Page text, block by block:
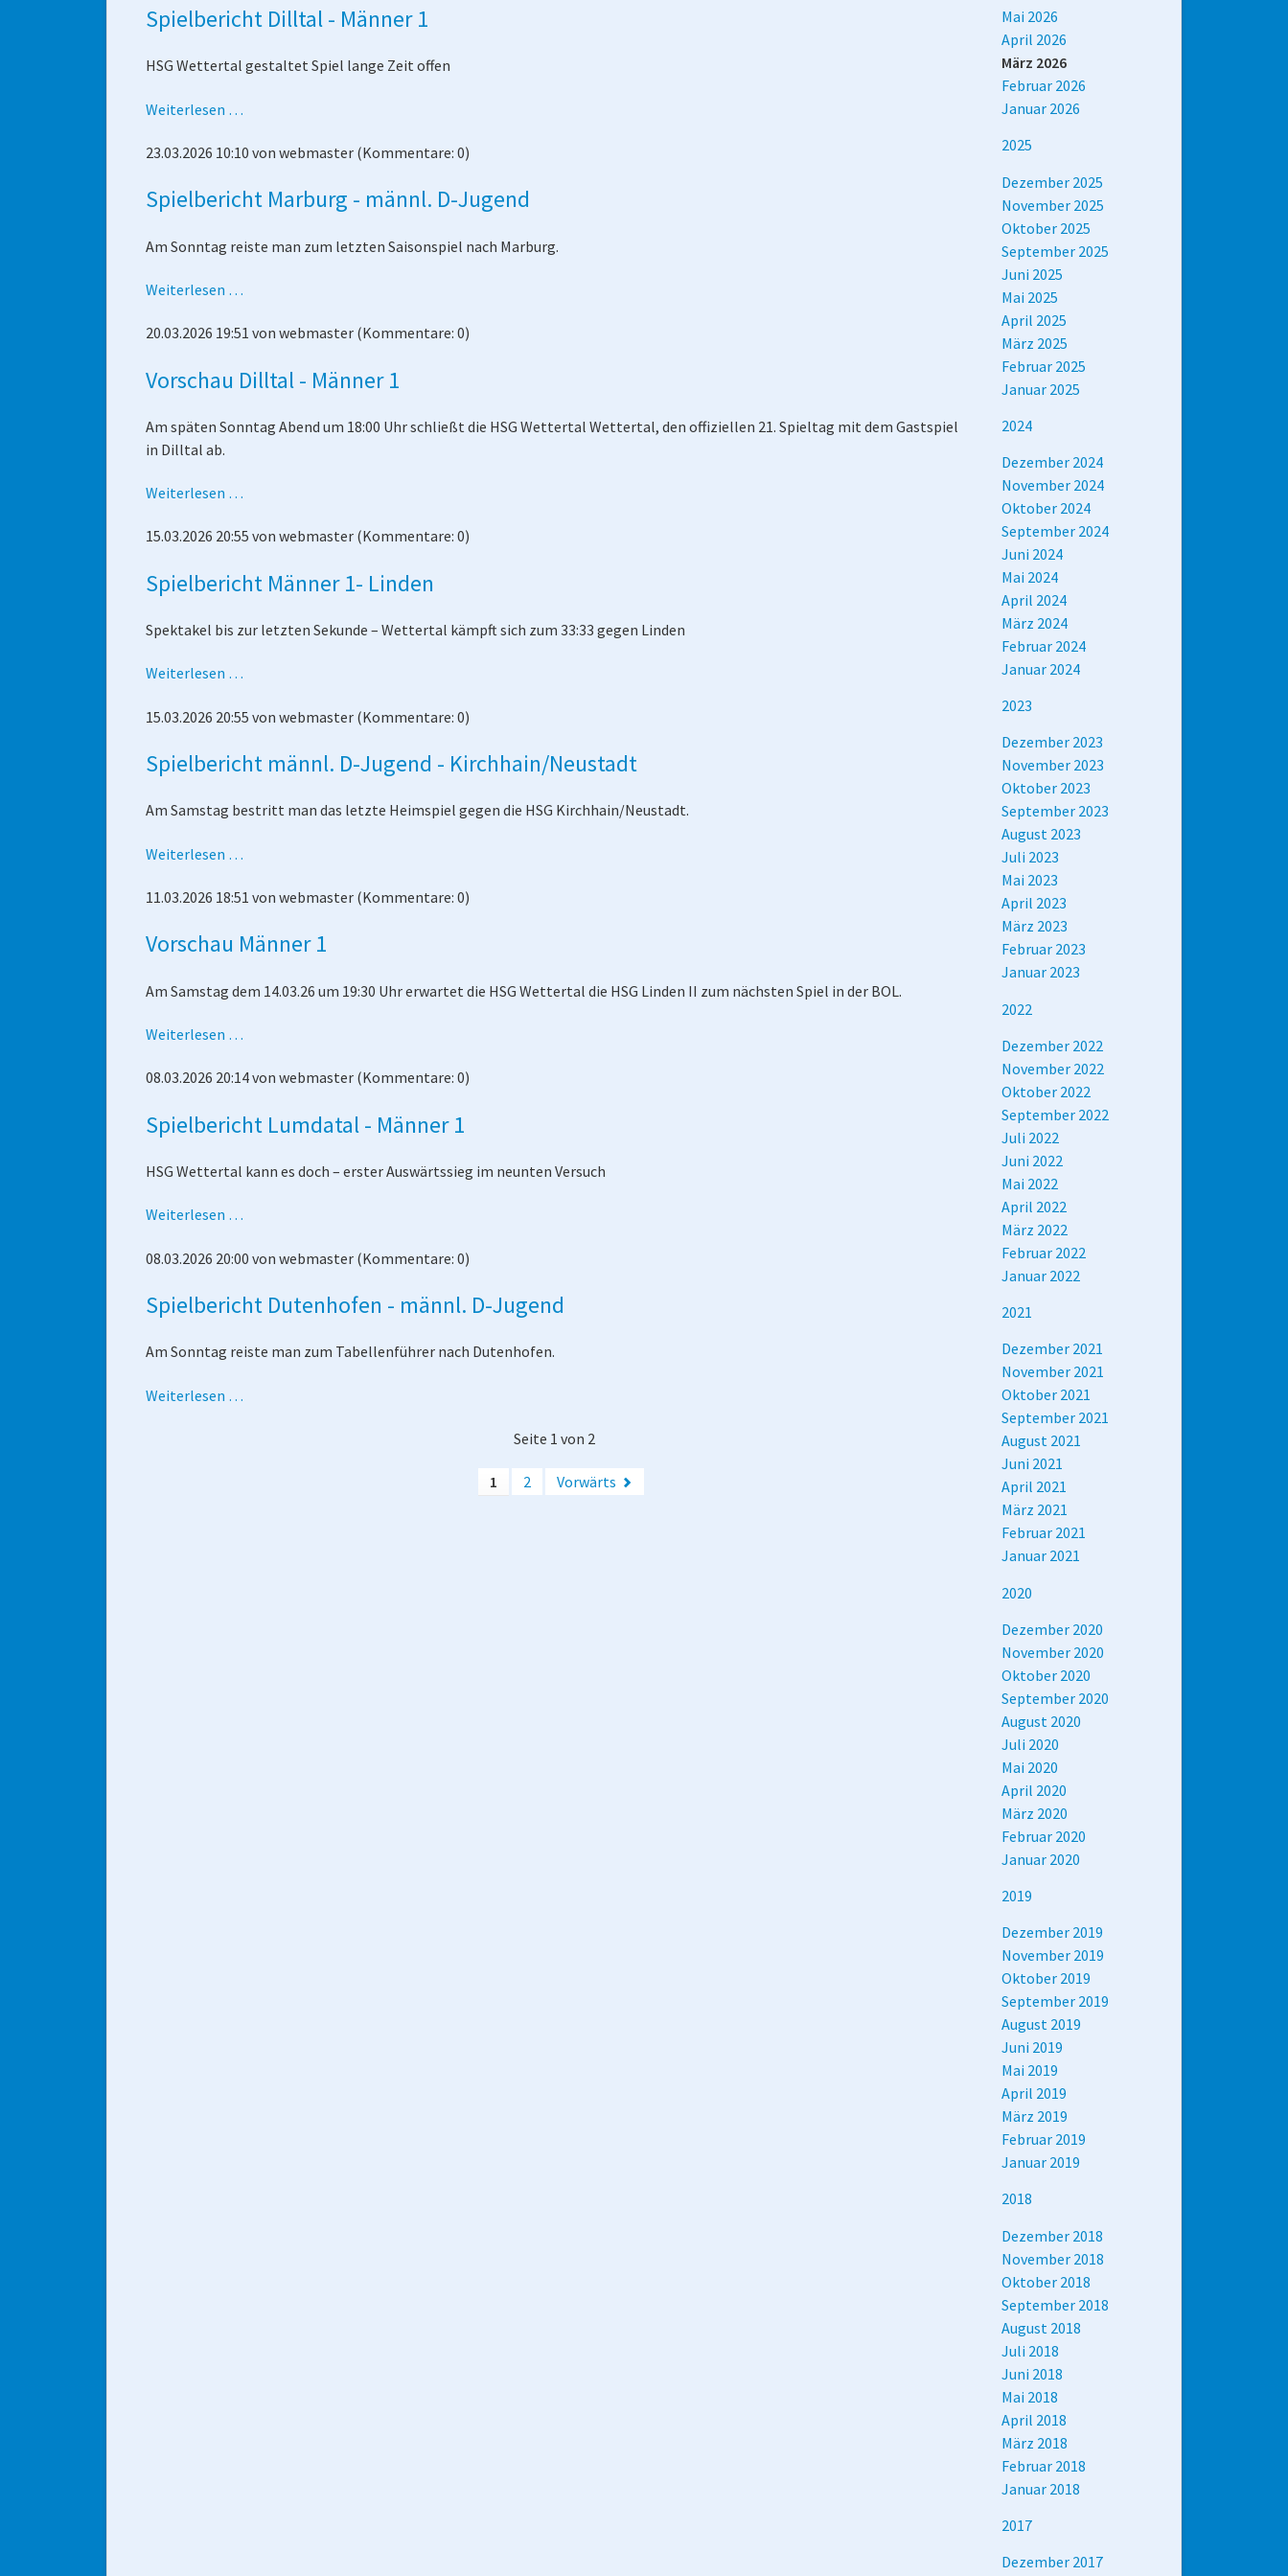
Spielbericht Dilltal - Männer 1
HSG Wettertal gestaltet Spiel lange Zeit offen
Weiterlesen …
-
1
23.03.2026 10:10 von webmaster (Kommentare: 0)
Spielbericht Marburg - männl. D-Jugend
Am Sonntag reiste man zum letzten Saisonspiel nach Marburg.
Weiterlesen …
-
D-
20.03.2026 19:51 von webmaster (Kommentare: 0)
Vorschau Dilltal - Männer 1
Am späten Sonntag Abend um 18:00 Uhr schließt die HSG Wettertal Wettertal, den offiziellen 21. Spieltag mit dem Gastspiel
in Dilltal ab.
Weiterlesen …
-
1
15.03.2026 20:55 von webmaster (Kommentare: 0)
Spielbericht Männer 1- Linden
Spektakel bis zur letzten Sekunde – Wettertal kämpft sich zum 33:33 gegen Linden
Weiterlesen …
1-
15.03.2026 20:55 von webmaster (Kommentare: 0)
Spielbericht männl. D-Jugend - Kirchhain/Neustadt
Am Samstag bestritt man das letzte Heimspiel gegen die HSG Kirchhain/Neustadt.
Weiterlesen …
D-
-
11.03.2026 18:51 von webmaster (Kommentare: 0)
Vorschau Männer 1
Am Samstag dem 14.03.26 um 19:30 Uhr erwartet die HSG Wettertal die HSG Linden II zum nächsten Spiel in der BOL.
Weiterlesen …
1
08.03.2026 20:14von webmaster (Kommentare: 0)
Spielbericht Lumdatal - Männer 1
HSG Wettertal kann es doch – erster Auswärtssieg im neunten Versuch
Weiterlesen …
-
1
08.03.2026 20:00 von webmaster (Kommentare: 0)
Spielbericht Dutenhofen - männl. D-Jugend
Am Sonntag reiste man zum Tabellenführer nach Dutenhofen.
Weiterlesen …
Seite 1 von 2
1 2 Vorwärts
Mai 2026
April 2026
März 2026
Februar 2026
Januar 2026
2025
Dezember 2025
November 2025
Oktober 2025
September 2025
Juni 2025
Mai 2025
April 2025
März 2025
Februar 2025
Januar 2025
2024
Dezember 2024
November 2024
Oktober 2024
September 2024
Juni 2024
Mai 2024
April 2024
März 2024
Februar 2024
Januar 2024
2023
Dezember 2023
November 2023
Oktober 2023
September 2023
August 2023
Juli 2023
Mai 2023
April 2023
März 2023
Februar 2023
Januar 2023
2022
Dezember 2022
November 2022
Oktober 2022
September 2022
Juli 2022
Juni 2022
Mai 2022
April 2022
März 2022
Februar 2022
Januar 2022
2021
Dezember 2021
November 2021
Oktober 2021
September 2021
August 2021
Juni 2021
April 2021
März 2021
Februar 2021
Januar 2021
2020
Dezember 2020
November 2020
Oktober 2020
September 2020
August 2020
Juli 2020
Mai 2020
April 2020
März 2020
Februar 2020
Januar 2020
2019
Dezember 2019
November 2019
Oktober 2019
September 2019
August 2019
Juni 2019
Mai 2019
April 2019
März 2019
Februar 2019
Januar 2019
2018
Dezember 2018
November 2018
Oktober 2018
September 2018
August 2018
Juli 2018
Juni 2018
Mai 2018
April 2018
März 2018
Februar 2018
Januar 2018
2017
Dezember 2017